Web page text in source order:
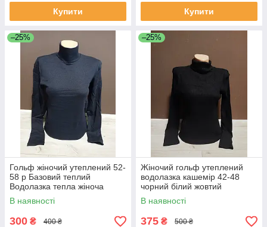
Купити Купити
–25%
Гольф жіночий утеплений 52-
58 р Базовий теплий
Водолазка тепла жіноча
чорна синя хакі
В наявності
300 ₴ 400 ₴
–25%
Жіночий гольф утеплений
водолазка кашемір 42-48
чорний білий жовтий
блакитний
В наявності
375 ₴ 500 ₴